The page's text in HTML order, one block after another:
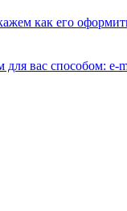
как его
вас способом: e-